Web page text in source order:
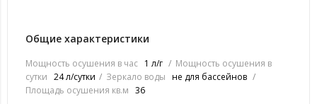
Общие характеристики
Мощность осушения в час 1 л/г
Мощность осушения в
сутки 24 л/сутки Зеркало воды не для бассейнов
Площадь осушения кв.м 36